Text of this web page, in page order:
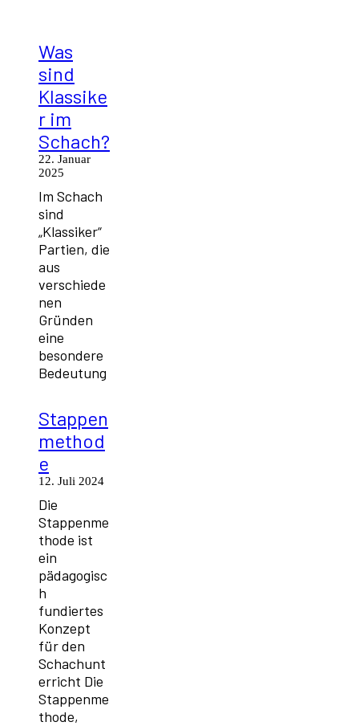
Was
sind
Klassike
r im
Schach?
22. Januar
2025
Im Schach
sind
„Klassiker“
Partien, die
aus
verschiede
nen
Gründen
eine
besondere
Bedeutung
Stappen
method
e
12. Juli 2024
Die
Stappenme
thode ist
ein
pädagogisc
h
fundiertes
Konzept
für den
Schachunt
erricht Die
Stappenme
thode,